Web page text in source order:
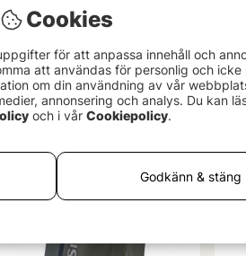
4199 kr
Cookies
för att anpassa innehåll och
att användas för personlig och icke
om din användning av vår
annonsering och analys. Du kan
och i vår Cookiepolicy.
Godkänn & stäng